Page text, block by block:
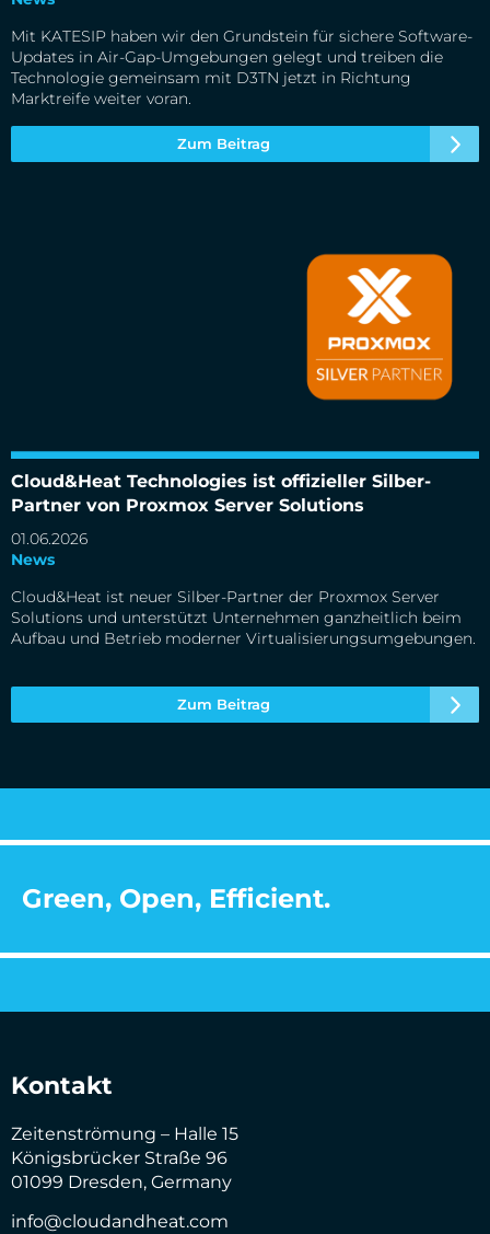
Mit KATESIP haben wir den Grundstein für sichere Software-
Updates in Air-Gap-Umgebungen gelegt und treiben die
Technologie gemeinsam mit D3TN jetzt in Richtung
Marktreife weiter voran.
Zum Beitrag
Cloud&Heat Technologies ist offizieller Silber-
Partner von Proxmox Server Solutions
01.06.2026
News
Cloud&Heat ist neuer Silber-Partner der Proxmox Server
Solutions und unterstützt Unternehmen ganzheitlich beim
Aufbau und Betrieb moderner Virtualisierungsumgebungen.
Zum Beitrag
Cloud&Heat Technologies ist offizieller Silber-Partner von
Green, Open, Efficient.
Kontakt
Zeitenströmung – Halle 15
Königsbrücker Straße 96
01099 Dresden, Germany
info@cloudandheat.com